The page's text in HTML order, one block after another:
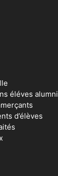
éléves alumni
d’élèves